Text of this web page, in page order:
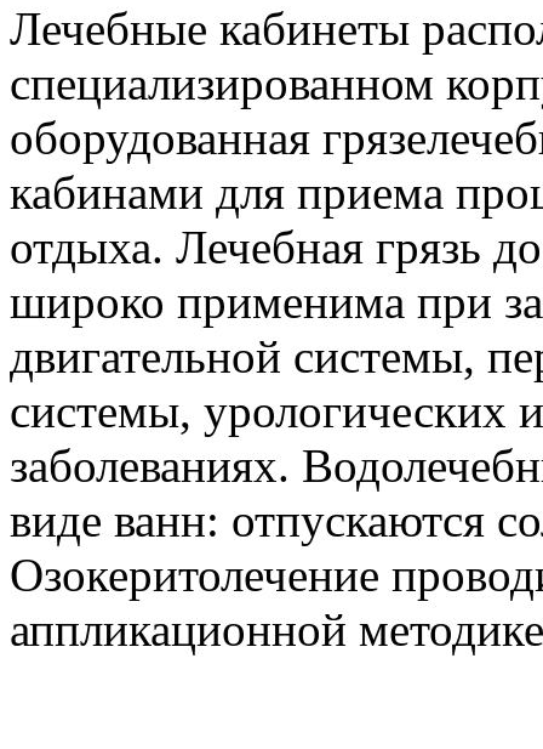
Лечебные кабинеты
специализированном
оборудованная
кабинами для приема
отдыха. Лечебная грязь
широко применима при
двигательной системы,
системы, урологических
заболеваниях.
виде ванн: отпускаются
Озокеритолечение
аппликационной